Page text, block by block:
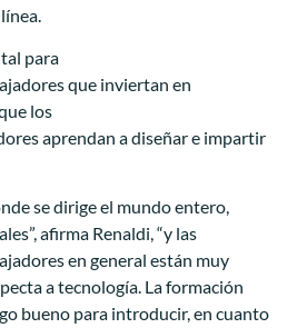
para
que inviertan en
los
aprendan a diseñar e impartir
se dirige el mundo entero,
afirma Renaldi, “y las
en general están muy
a tecnología. La formación
bueno para introducir, en cuanto